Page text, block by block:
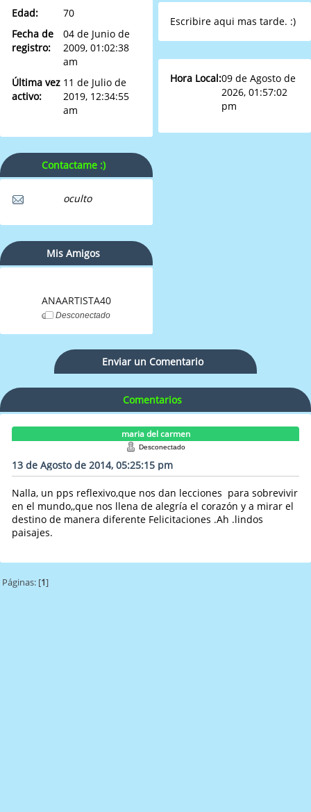
Edad:
70
Fecha de
registro:
04 de Junio de
2009, 01:02:38
am
Última vez
activo:
11 de Julio de
2019, 12:34:55
am
Contactame :)
oculto
Mis Amigos
ANAARTISTA40
Desconectado
Escribire aqui mas tarde. :)
Hora Local:09 de Agosto de
2026, 01:57:02
pm
Enviar un Comentario
Comentarios
maria del carmen
Desconectado
13 de Agosto de 2014, 05:25:15 pm
Nalla, un pps reflexivo,que nos dan lecciones para sobrevivir
en el mundo,,que nos llena de alegría el corazón y a mirar el
destino de manera diferente Felicitaciones .Ah .lindos
paisajes.
Páginas: [1]